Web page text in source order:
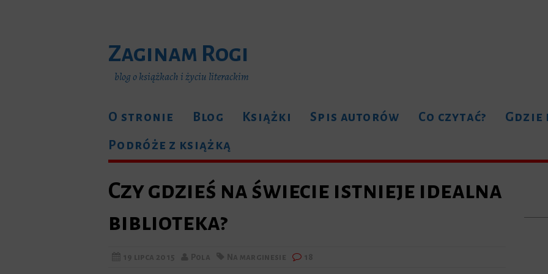
Zaginam Rogi
blog o książkach i życiu literackim
O stronie Blog Książki Spis autorów Co czytać?
Gdzie
Podróże z książką
Czy gdzieś na świecie istnieje idealna
biblioteka?